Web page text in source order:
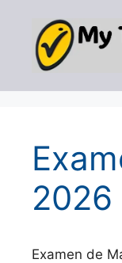
content
2026
Examen de